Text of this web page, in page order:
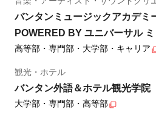
バンタンミュージックアカデミ
POWERED BY ユニバーサル
高等部・専門部・大学部・キャリア
観光・ホテル
バンタン外語＆ホテル観光学院
大学部・専門部・高等部